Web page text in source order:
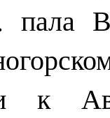
к